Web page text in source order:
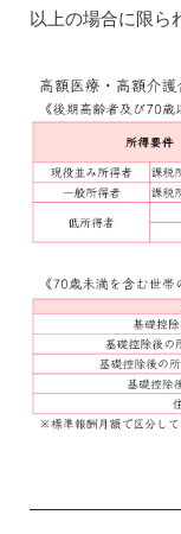
以上の場合に限ら